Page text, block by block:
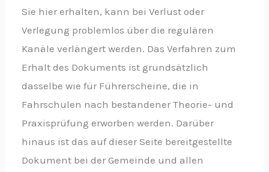
Sie hier erhalten, kann bei Verlust oder
Verlegung problemlos über die regulären
Kanäle verlängert werden. Das Verfahren zum
Erhalt des Dokuments ist grundsätzlich
dasselbe wie für Führerscheine, die in
Fahrschulen nach bestandener Theorie- und
Praxisprüfung erworben werden. Darüber
hinaus ist das auf dieser Seite bereitgestellte
Dokument bei der Gemeinde und allen